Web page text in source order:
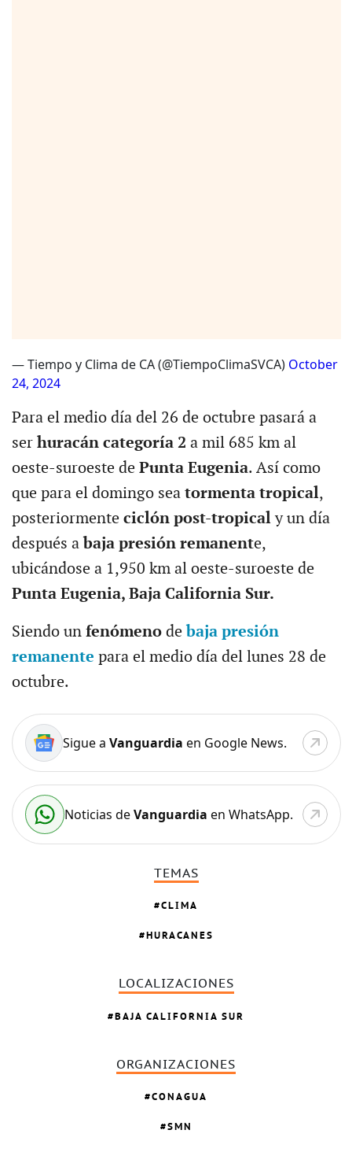
— Tiempo y Clima de CA (@TiempoClimaSVCA) October
24, 2024
Para el medio día del 26 de octubre pasará a
ser huracán categoría 2 a mil 685 km al
oeste-suroeste dePunta Eugenia. Así como
que para el domingo sea tormenta tropical,
posteriormente ciclón post-tropicaly un día
después abaja presión remanente,
ubicándose a 1,950 km al oeste-suroeste de
Punta Eugenia, Baja California Sur.
Siendo un fenómeno debaja presión
remanente para el medio día del lunes 28 de
octubre.
Sigue a Vanguardia en Google News.
Noticias deVanguardia en WhatsApp.
TEMAS
CLIMA
HURACANES
LOCALIZACIONES
BAJA CALIFORNIA SUR
ORGANIZACIONES
CONAGUA
SMN